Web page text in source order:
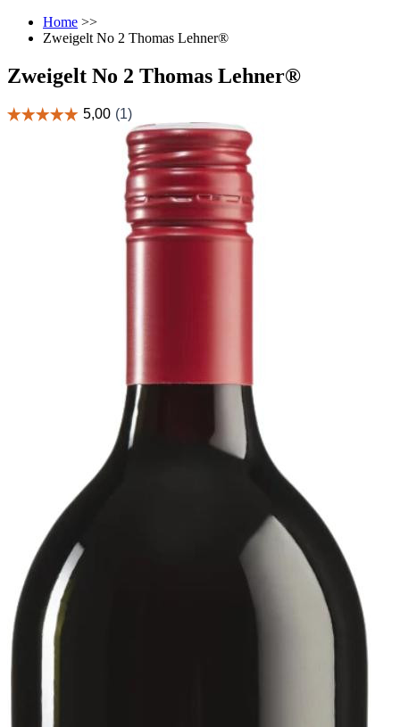
Home >>
Zweigelt No 2 Thomas Lehner®
Zweigelt No 2 Thomas Lehner®